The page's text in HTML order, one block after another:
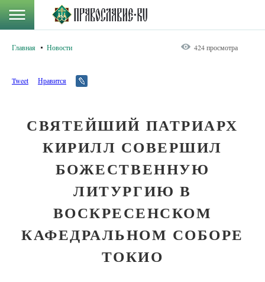
Главная Новости 424 просмотра
Tweet Нравится
СВЯТЕЙШИЙ ПАТРИАРХ
КИРИЛЛ СОВЕРШИЛ
БОЖЕСТВЕННУЮ
ЛИТУРГИЮ В
ВОСКРЕСЕНСКОМ
КАФЕДРАЛЬНОМ СОБОРЕ
ТОКИО